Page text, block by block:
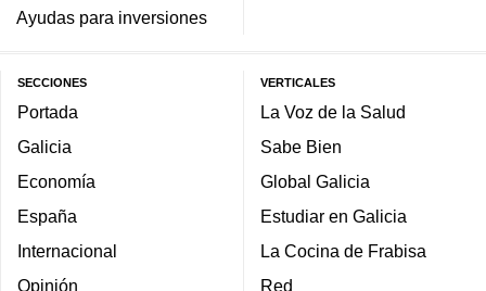
Ayudas para inversiones
SECCIONES
Portada
Galicia
Economía
España
Internacional
Opinión
VERTICALES
La Voz de la Salud
Sabe Bien
Global Galicia
Estudiar en Galicia
La Cocina de Frabisa
Red